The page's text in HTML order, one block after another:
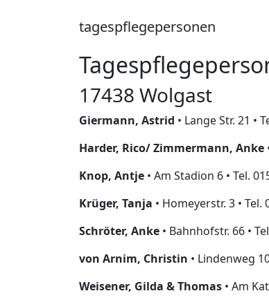
tagespflegepersonen
17438 Wolgast
Giermann, Astrid • Lange Str. 21 •
Harder, Rico/ Zimmermann, Anke
Knop, Antje • Am Stadion 6 • Tel.
Krüger, Tanja • Homeyerstr. 3 •
Schröter, Anke • Bahnhofstr. 66 •
von Arnim, Christin • Lindenweg
Weisener, Gilda & Thomas • Am